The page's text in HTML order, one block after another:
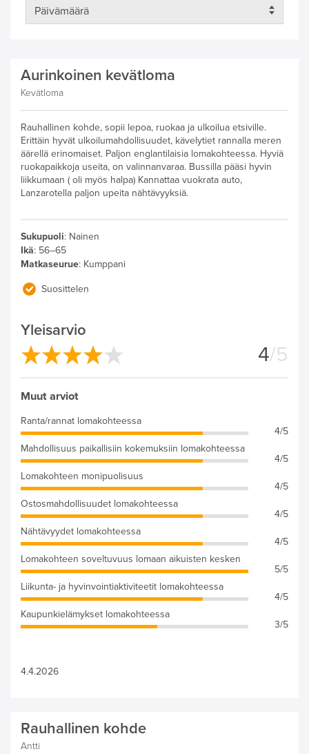
Aurinkoinen kevätloma
Kevätloma
Rauhallinen kohde, sopii lepoa, ruokaa ja ulkoilua etsiville.
Erittäin hyvät ulkoilumahdollisuudet, kävelytiet rannalla meren
äärellä erinomaiset. Paljon englantilaisia lomakohteessa. Hyviä
ruokapaikkoja useita, on valinnanvaraa. Bussilla pääsi hyvin
liikkumaan ( oli myös halpa) Kannattaa vuokrata auto,
Lanzarotella paljon upeita nähtävyyksiä.
Sukupuoli: Nainen
Ikä: 56–65
Matkaseurue: Kumppani
Suosittelen
Yleisarvio
4/5
Muut arviot
Ranta/rannat lomakohteessa
4/5
Mahdollisuus paikallisiin kokemuksiin lomakohteessa
4/5
Lomakohteen monipuolisuus
4/5
Ostosmahdollisuudet lomakohteessa
4/5
Nähtävyydet lomakohteessa
4/5
Lomakohteen soveltuvuus lomaan aikuisten kesken
5/5
Liikunta- ja hyvinvointiaktiviteetit lomakohteessa
4/5
Kaupunkielämykset lomakohteessa
3/5
4.4.2026
Rauhallinen kohde
Antti